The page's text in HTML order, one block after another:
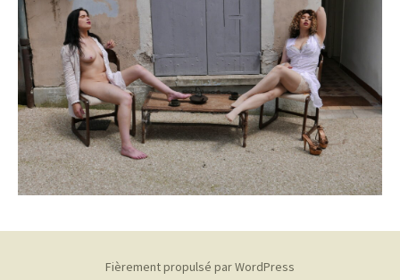
Fièrement propulsé par WordPress